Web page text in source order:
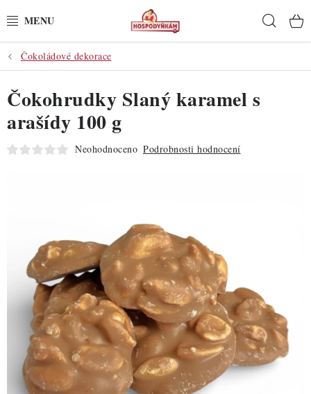
na
POTŘEBY
POMŮCKY
SUROVINY
DO KUCHYNĚ
POCHUTINY
ZDRAVÉ PEČENÍ
DÁRKOVÉ POUKAZY
TÉMATICKÉ PRODUKTY
Čokoládové dekorace
Čokohrudky Slaný karamel s
arašídy 100 g
Neohodnoceno Podrobnosti hodnocení